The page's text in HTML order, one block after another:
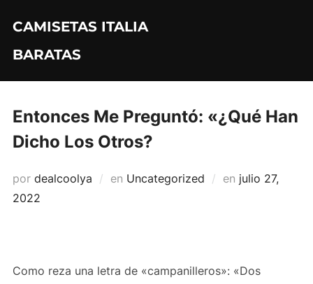
contenido
CAMISETAS ITALIA
BARATAS
Entonces Me Preguntó: «¿Qué Han
Dicho Los Otros?
por dealcoolya en Uncategorized en Publicado
julio 27,
2022
Como reza una letra de «campanilleros»: «Dos